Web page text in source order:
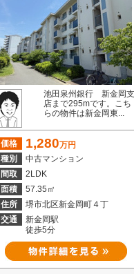
池田泉州銀行 新金岡支
店まで295mです。こち
らの物件は新金岡東...
価格 1,280万円
種別
中古マンション
間取
2LDK
面積
57.35㎡
住所
堺市北区新金岡町４丁
交通
新金岡駅
徒歩5分